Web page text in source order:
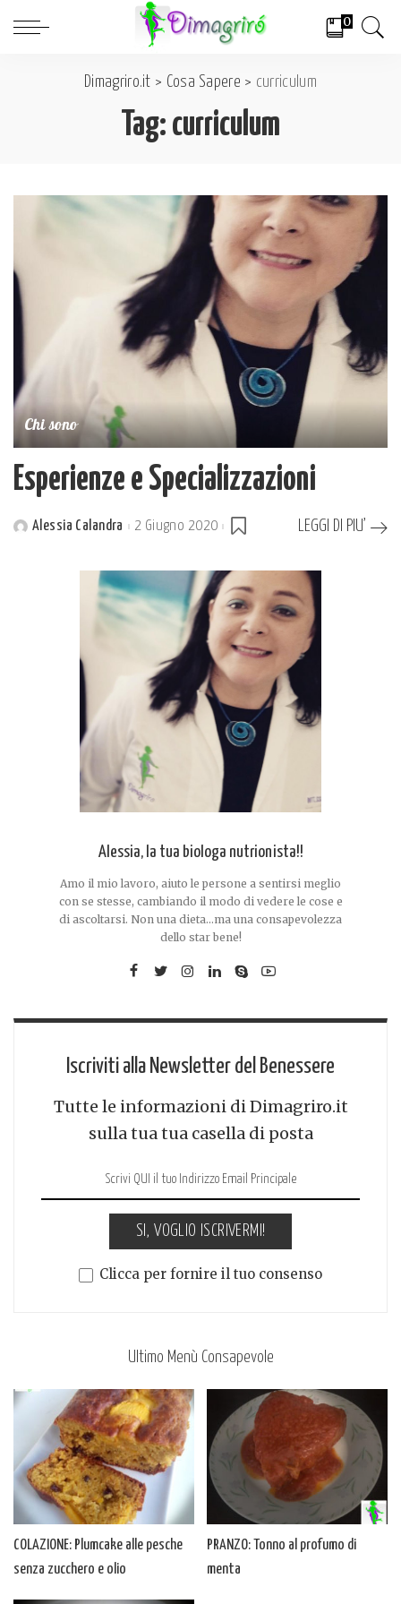
0
Dimagriro.it > Cosa Sapere > curriculum
Tag: curriculum
Chi sono
Esperienze e Specializzazioni
PostedAlessia Calandra 2 Giugno 2020 LEGGI DI PIU’
Alessia, la tua biologa nutrionista!!
Amo il mio lavoro, aiuto le persone a sentirsi meglio
con se stesse, cambiando il modo di vedere le cose e
di ascoltarsi. Non una dieta...ma una consapevolezza
dello star bene!
Iscriviti alla Newsletter del Benessere
Tutte le informazioni di Dimagriro.it
sulla tua tua casella di posta
SI, VOGLIO ISCRIVERMI!
Clicca per fornire il tuo consenso
Ultimo Menù Consapevole
COLAZIONE: Plumcake alle pesche
senza zucchero e olio
PRANZO: Tonno al profumo di
menta